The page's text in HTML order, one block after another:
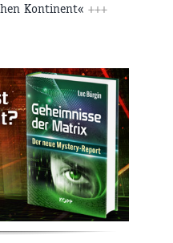
Kontinent« +++